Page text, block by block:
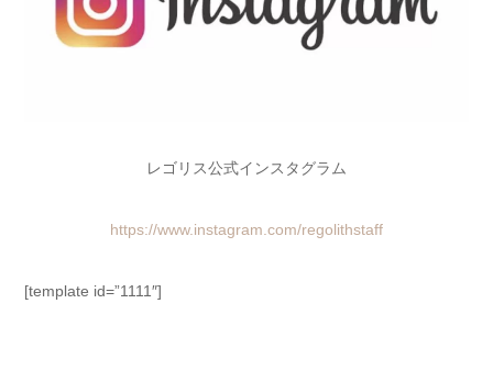
レゴリス公式インスタグラム
https://www.instagram.com/regolithstaff
[template id=”1111″]